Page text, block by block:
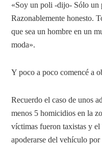
«Soy un poli -dijo- Sólo un
Razonablemente honesto.
que sea un hombre en un
moda».
Y poco a poco comencé a
Recuerdo el caso de unos
menos 5 homicidios en la
víctimas fueron taxistas y
apoderarse del vehículo